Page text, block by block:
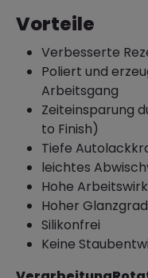
Vorteile
Verbesserte
Poliert und
Arbeitsgang
Zeiteinsparung
to Finish)
Tiefe
leichtes
Hohe
Hoher Glanzgrad
Silikonfrei
Keine